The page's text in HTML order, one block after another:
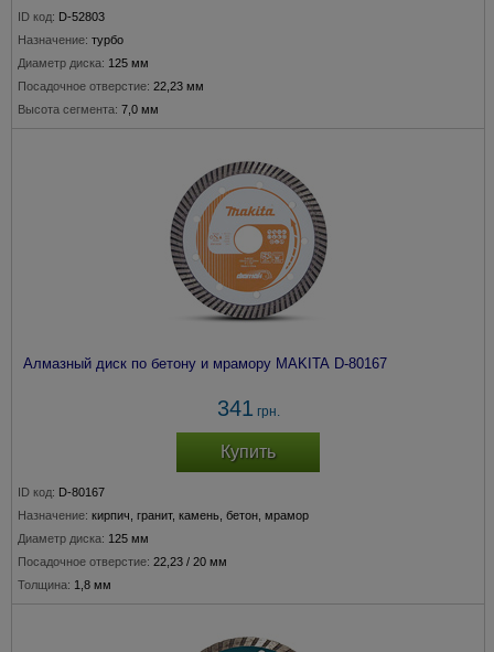
ID код: D-52803
Назначение: турбо
Диаметр диска: 125 мм
Посадочное отверстие: 22,23 мм
Высота сегмента: 7,0 мм
Алмазный диск по бетону и мрамору MAKITA D-80167
341 грн.
Купить
ID код: D-80167
Назначение: кирпич, гранит, камень, бетон, мрамор
Диаметр диска: 125 мм
Посадочное отверстие: 22,23 / 20 мм
Толщина: 1,8 мм